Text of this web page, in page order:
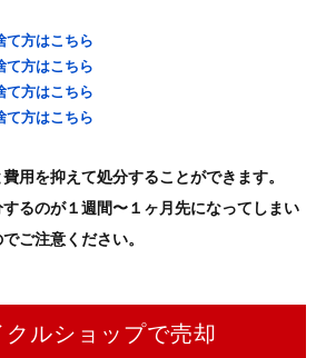
て方はこちら
て方はこちら
て方はこちら
て方はこちら
用を抑えて処分することができます。
るのが１週間〜１ヶ月先になってしまい
ご注意ください。
クルショップで売却